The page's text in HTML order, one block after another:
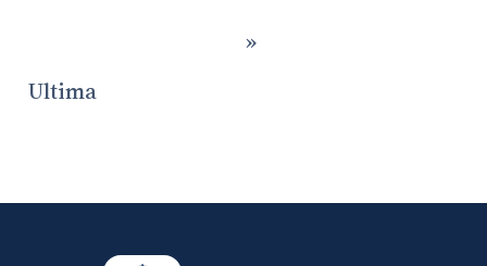
»
Ultima